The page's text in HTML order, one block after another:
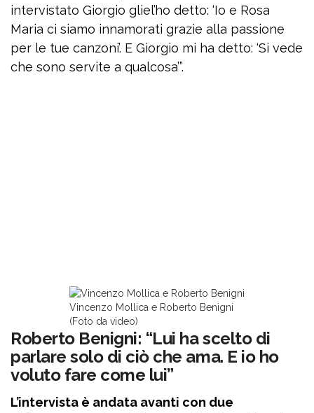
intervistato Giorgio gliel’ho detto: ‘Io e Rosa
Maria ci siamo innamorati grazie alla passione
per le tue canzoni’. E Giorgio mi ha detto: ‘Si vede
che sono servite a qualcosa’”.
Vincenzo Mollica e Roberto Benigni
(Foto da video)
Roberto Benigni: “Lui ha scelto di
parlare solo di ciò che ama. E io ho
voluto fare come lui”
L’intervista è andata avanti con due